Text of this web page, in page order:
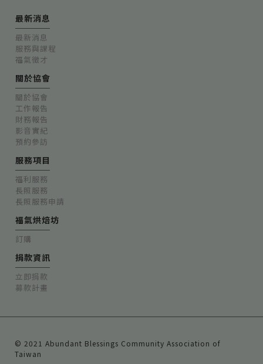
最新消息
最新消息
服務與課程
福氣徵才
關於協會
關於協會
工作報告
財務報告
影音實紀
預約參訪
服務項目
福利服務
長照服務
長照服務申請
福氣烘焙坊
訂購
捐款資訊
立即捐款
募款計畫
© 2021 Abundant Blessings Community Association of
Taiwan